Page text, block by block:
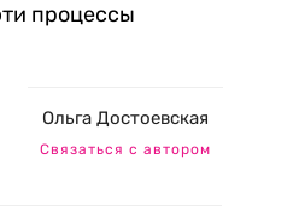
процессы
Ольга Достоевская
Связаться с автором